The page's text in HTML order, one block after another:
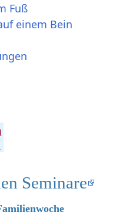
Fuß
einem Bein
Seminare